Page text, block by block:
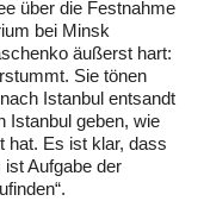
über die Festnahme
bei Minsk
äußerst hart:
Sie tönen
Istanbul entsandt
Istanbul geben, wie
hat. Es ist klar, dass
Aufgabe der